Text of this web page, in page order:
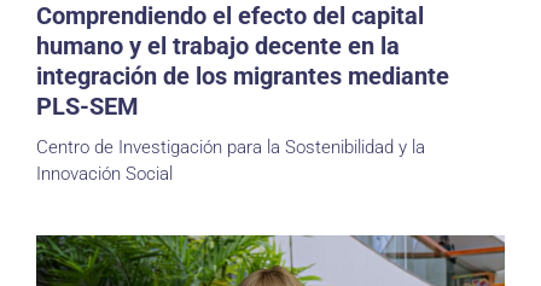
Comprendiendo el efecto del capital
humano y el trabajo decente en la
integración de los migrantes mediante
PLS-SEM
Centro de Investigación para la Sostenibilidad y la
Innovación Social